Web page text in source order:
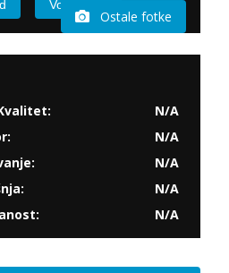
Vozio sam
Ostale fotke
N/A
N/A
N/A
N/A
N/A